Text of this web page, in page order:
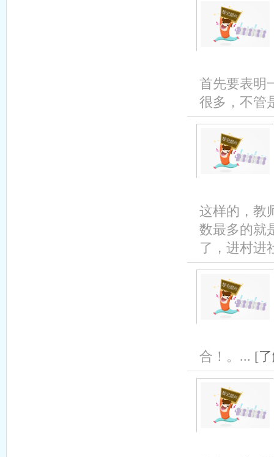
首先要表明
很多，不管
这样的，教
数最多的就
了，进村进
合！。... [